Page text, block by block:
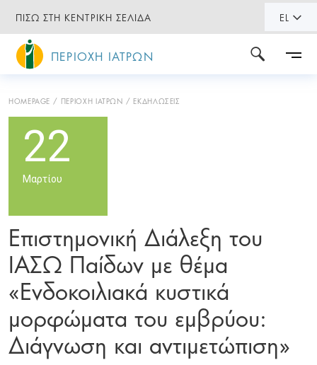
ΠΙΣΩ ΣΤΗ ΚΕΝΤΡΙΚΗ ΣΕΛΙΔΑ EL
ΠΕΡΙΟΧΗ ΙΑΤΡΩΝ
HOMEPAGE ΠΕΡΙΟΧΗ ΙΑΤΡΩΝ ΕΚΔΗΛΩΣΕΙΣ
22
Μαρτίου
Επιστημονική Διάλεξη του
ΙΑΣΩ Παίδων με θέμα
«Ενδοκοιλιακά κυστικά
μορφώματα του εμβρύου:
Διάγνωση και αντιμετώπιση»